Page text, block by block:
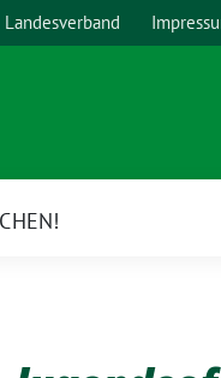
Landesverband